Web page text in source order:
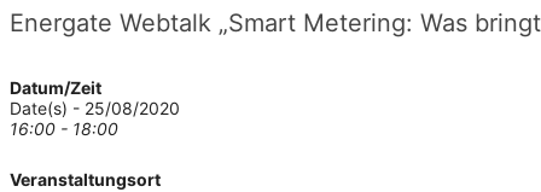
Energate Webtalk „Smart Metering: Was
Datum/Zeit
Date(s) - 25/08/2020
16:00 - 18:00
Veranstaltungsort